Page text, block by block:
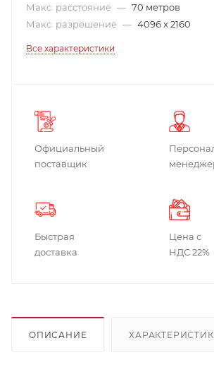
Макс. расстояние — 70 метров
Макс. разрешение — 4096 x 2160
Все характеристики
Официальный
поставщик
Быстрая
доставка
Цена с
НДС 22%
ОПИСАНИЕ